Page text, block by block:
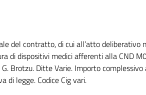
del contratto, di cui all’atto deliberativo
di dispositivi medici afferenti alla CND
G. Brotzu. Ditte Varie. Importo
di legge. Codice Cig vari.